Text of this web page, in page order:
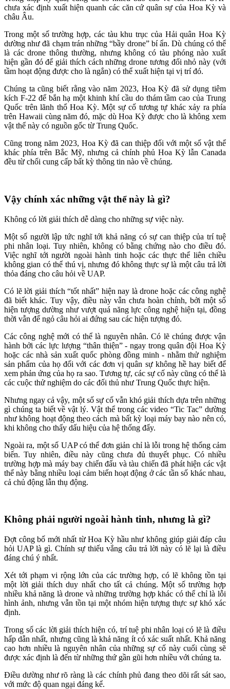
chưa xác định xuất hiện quanh các căn cứ quân sự của Hoa Kỳ và
châu Âu.
Trong một số trường hợp, các tàu khu trục của Hải quân Hoa Kỳ
dường như đã chạm trán những “bầy drone” bí ẩn. Dù chúng có thể
là các drone thông thường, nhưng không có tàu phóng nào xuất
hiện gần đó để giải thích cách những drone tương đối nhỏ này (với
tầm hoạt động được cho là ngắn) có thể xuất hiện tại vị trí đó.
Chúng ta cũng biết rằng vào năm 2023, Hoa Kỳ đã sử dụng tiêm
kích F-22 để bắn hạ một khinh khí cầu do thám tầm cao của Trung
Quốc trên lãnh thổ Hoa Kỳ. Một sự cố tương tự khác xảy ra phía
trên Hawaii cùng năm đó, mặc dù Hoa Kỳ được cho là không xem
vật thể này có nguồn gốc từ Trung Quốc.
Cũng trong năm 2023, Hoa Kỳ đã can thiệp đối với một số vật thể
khác phía trên Bắc Mỹ, nhưng cả chính phủ Hoa Kỳ lẫn Canada
đều từ chối cung cấp bất kỳ thông tin nào về chúng.
Vậy chính xác những vật thể này là gì?
Không có lời giải thích dễ dàng cho những sự việc này.
Một số người lập tức nghĩ tới khả năng có sự can thiệp của trí tuệ
phi nhân loại. Tuy nhiên, không có bằng chứng nào cho điều đó.
Việc nghĩ tới người ngoài hành tinh hoặc các thực thể liên chiều
không gian có thể thú vị, nhưng đó không thực sự là một câu trả lời
thỏa đáng cho câu hỏi về UAP.
Có lẽ lời giải thích “tốt nhất” hiện nay là drone hoặc các công nghệ
đã biết khác. Tuy vậy, điều này vẫn chưa hoàn chỉnh, bởi một số
hiện tượng dường như vượt quá năng lực công nghệ hiện tại, đồng
thời vẫn để ngỏ câu hỏi ai đứng sau các hiện tượng đó.
Các công nghệ mới có thể là nguyên nhân. Có lẽ chúng được vận
hành bởi các lực lượng “thân thiện” - ngay trong quân đội Hoa Kỳ
hoặc các nhà sản xuất quốc phòng đồng minh - nhằm thử nghiệm
sản phẩm của họ đối với các đơn vị quân sự không hề hay biết để
xem phản ứng của họ ra sao. Tương tự, các sự cố này cũng có thể là
các cuộc thử nghiệm do các đối thủ như Trung Quốc thực hiện.
Nhưng ngay cả vậy, một số sự cố vẫn khó giải thích dựa trên những
gì chúng ta biết về vật lý. Vật thể trong các video “Tic Tac” dường
như không hoạt động theo cách mà bất kỳ loại máy bay nào nên có,
khi không cho thấy dấu hiệu của hệ thống đẩy.
Ngoài ra, một số UAP có thể đơn giản chỉ là lỗi trong hệ thống cảm
biến. Tuy nhiên, điều này cũng chưa đủ thuyết phục. Có nhiều
trường hợp mà máy bay chiến đấu và tàu chiến đã phát hiện các vật
thể này bằng nhiều loại cảm biến hoạt động ở các tần số khác nhau,
cả chủ động lẫn thụ động.
Không phải người ngoài hành tinh, nhưng là gì?
Đợt công bố mới nhất từ Hoa Kỳ hầu như không giúp giải đáp câu
hỏi UAP là gì. Chính sự thiếu vắng câu trả lời này có lẽ lại là điều
đáng chú ý nhất.
Xét tới phạm vi rộng lớn của các trường hợp, có lẽ không tồn tại
một lời giải thích duy nhất cho tất cả chúng. Một số trường hợp
nhiều khả năng là drone và những trường hợp khác có thể chỉ là lỗi
hình ảnh, nhưng vẫn tồn tại một nhóm hiện tượng thực sự khó xác
định.
Trong số các lời giải thích hiện có, trí tuệ phi nhân loại có lẽ là điều
hấp dẫn nhất, nhưng cũng là khả năng ít có xác suất nhất. Khả năng
cao hơn nhiều là nguyên nhân của những sự cố này cuối cùng sẽ
được xác định là đến từ những thứ gần gũi hơn nhiều với chúng ta.
Điều dường như rõ ràng là các chính phủ đang theo dõi rất sát sao,
với mức độ quan ngại đáng kể.